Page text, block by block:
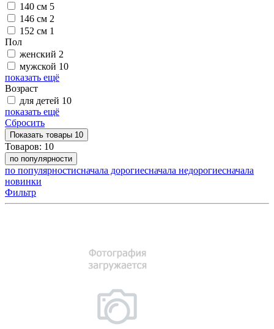
140 см 5
146 см 2
152 см 1
Пол
женский 2
мужской 10
показать ещё
Возраст
для детей 10
показать ещё
Сбросить
Показать товары 10
Товаров: 10
по популярности
по популярностисначала дорогиесначала недорогиесначала
новинки
Фильтр